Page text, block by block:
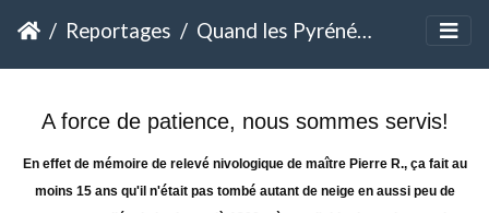
Reportages Quand les Pyrénées se transforment en Alaska
A force de patience, nous sommes servis!
En effet de mémoire de relevé nivologique de maître Pierre R., ça fait au
moins 15 ans qu'il n'était pas tombé autant de neige en aussi peu de